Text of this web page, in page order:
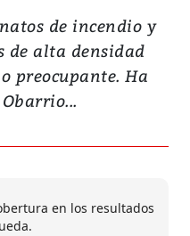
de incendio y
de alta densidad
preocupante. Ha
en los resultados